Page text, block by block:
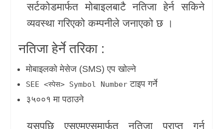
स्वास्थ्य
खेलकुद
Unicode
सर्टकोडमार्फत मोबाइलबाटै नतिजा हेर्न सकिने
व्यवस्था गरिएको कम्पनीले जनाएको छ ।
नतिजा हेर्ने तरिका :
मोबाइलको मेसेज (SMS) एप खोल्ने
SEE <स्पेस> Symbol Number टाइप गर्ने
३५००१ मा पठाउने
यसपछि एसएमएसमार्फत नतिजा प्राप्त गर्न